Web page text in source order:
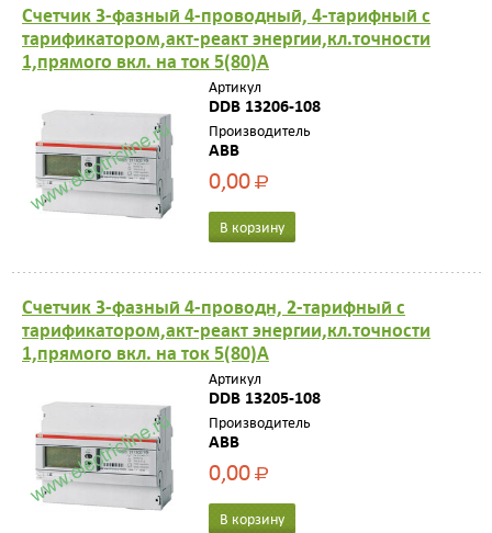
Счетчик 3-фазный 4-проводный, 4-тарифный с
тарификатором,акт-реакт энергии,кл.точности
1,прямого вкл. на ток 5(80)А
Артикул
DDB 13206-108
Производитель
ABB
0,00Р
В корзину
Счетчик 3-фазный 4-проводн, 2-тарифный c
тарификатором,акт-реакт энергии,кл.точности
1,прямого вкл. на ток 5(80)А
Артикул
DDB 13205-108
Производитель
ABB
0,00Р
В корзину